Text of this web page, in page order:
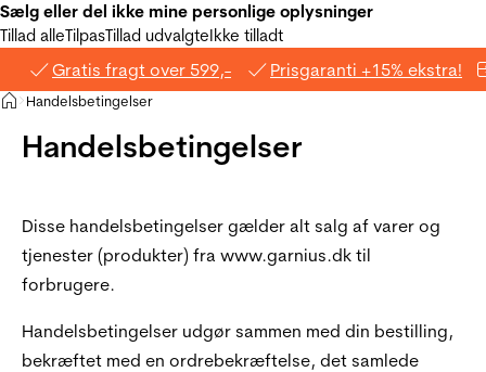
Sælg eller del ikke mine personlige oplysninger
Tillad alleTilpasTillad udvalgteIkke tilladt
Gratis fragt over 599,- Prisgaranti +15% ekstra!
Hjem
>Handelsbetingelser
Handelsbetingelser
Disse handelsbetingelser gælder alt salg af varer og
tjenester (produkter) fra www.garnius.dk til
forbrugere.
Handelsbetingelser udgør sammen med din bestilling,
bekræftet med en ordrebekræftelse, det samlede